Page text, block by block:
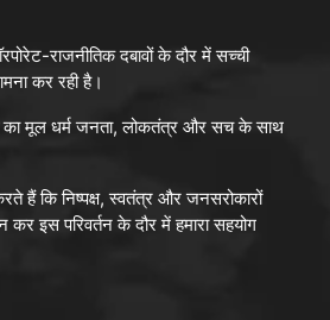
राजनीतिक दबावों के दौर में सच्ची
कर रही है।
का मूल धर्म जनता, लोकतंत्र और सच के साथ
हैं कि निष्पक्ष, स्वतंत्र और जनसरोकारों
कर इस परिवर्तन के दौर में हमारा सहयोग